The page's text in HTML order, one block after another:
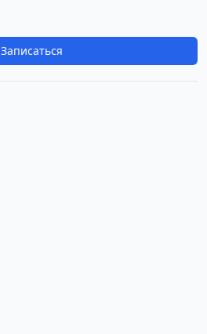
Записаться